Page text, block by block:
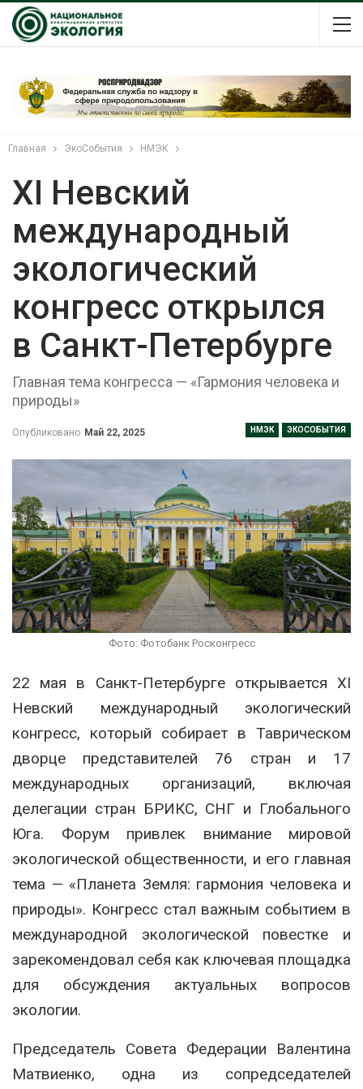
Главная ЭкоСобытия НМЭК
XI Невский
международный
экологический
конгресс открылся
в Санкт-Петербурге
Главная тема конгресса — «Гармония человека и
природы»
НМЭК ЭКОСОБЫТИЯ
Опубликовано Май 22, 2025
Фото: Фотобанк Росконгресс
22 мая в Санкт-Петербурге открывается XI
Невский международный экологический
конгресс, который собирает в Таврическом
дворце представителей 76 стран и 17
международных организаций, включая
делегации стран БРИКС, СНГ и Глобального
Юга. Форум привлек внимание мировой
экологической общественности, и его главная
тема — «Планета Земля: гармония человека и
природы». Конгресс стал важным событием в
международной экологической повестке и
зарекомендовал себя как ключевая площадка
для обсуждения актуальных вопросов
экологии.
Председатель Совета Федерации Валентина
Матвиенко, одна из сопредседателей